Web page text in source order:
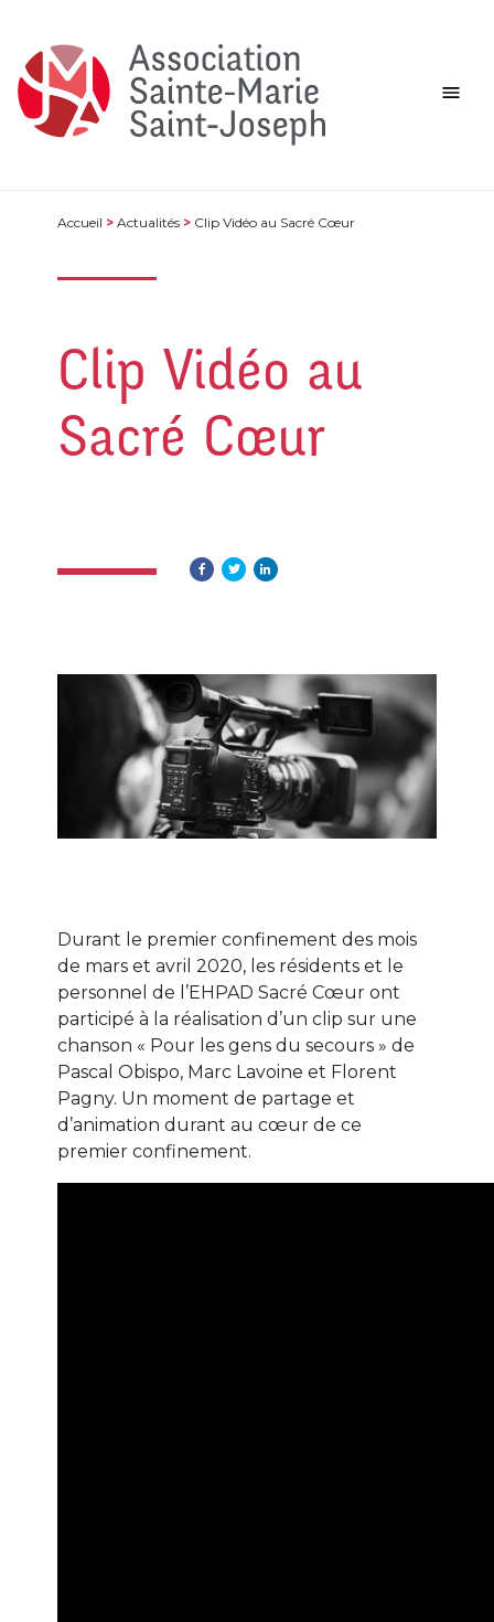
Accueil >Actualités > Clip Vidéo au Sacré Cœur
Clip Vidéo au
Sacré Cœur
Durant le premier confinement des mois
de mars et avril 2020, les résidents et le
personnel de l’EHPAD Sacré Cœur ont
participé à la réalisation d’un clip sur une
chanson « Pour les gens du secours » de
Pascal Obispo, Marc Lavoine et Florent
Pagny. Un moment de partage et
d’animation durant au cœur de ce
premier confinement.